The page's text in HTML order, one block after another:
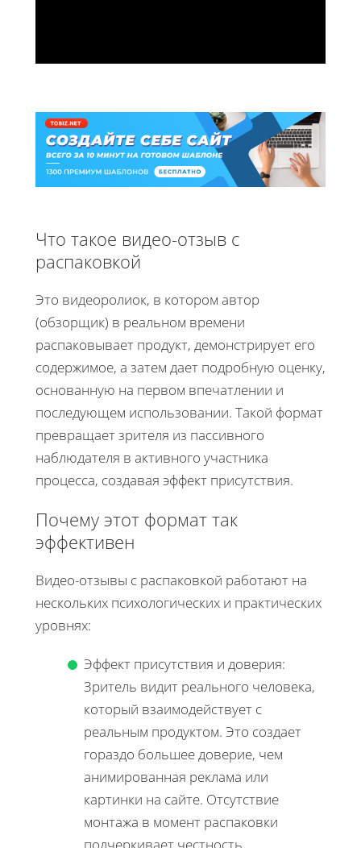
Что такое видео-отзыв с
распаковкой
Это видеоролиок, в котором автор
(обзорщик) в реальном времени
распаковывает продукт, демонстрирует его
содержимое, а затем дает подробную оценку,
основанную на первом впечатлении и
последующем использовании. Такой формат
превращает зрителя из пассивного
наблюдателя в активного участника
процесса, создавая эффект присутствия.
Почему этот формат так
эффективен
Видео-отзывы с распаковкой работают на
нескольких психологических и практических
уровнях:
Эффект присутствия и доверия:
Зритель видит реального человека,
который взаимодействует с
реальным продуктом. Это создает
гораздо большее доверие, чем
анимированная реклама или
картинки на сайте. Отсутствие
монтажа в момент распаковки
подчеркивает честность.